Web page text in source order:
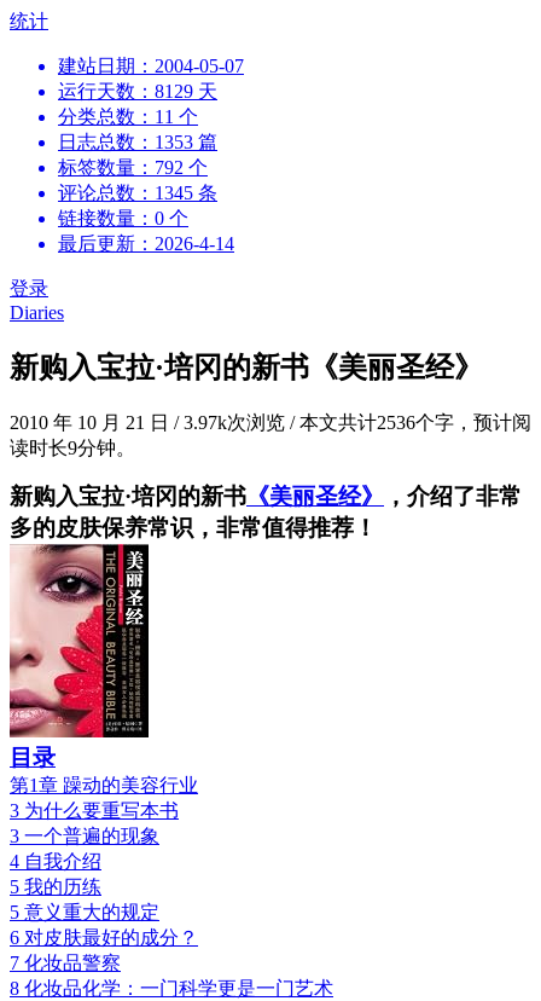
跳
统计
建站日期：2004-05-07
运行天数：8129 天
分类总数：11 个
日志总数：1353 篇
标签数量：792 个
评论总数：1345 条
链接数量：0 个
最后更新：2026-4-14
登录
Diaries
新购入宝拉·培冈的新书《美丽圣经》
2010 年 10 月 21 日 /3.97k次浏览 /本文共计2536个字，预计阅
读时长9分钟。
新购入宝拉·培冈的新书 《美丽圣经》
，介绍了非常
多的皮肤保养常识，非常值得推荐！
目录
第1章 躁动的美容行业
3 为什么要重写本书
3 一个普遍的现象
4 自我介绍
5 我的历练
5 意义重大的规定
6 对皮肤最好的成分？
7 化妆品警察
8 化妆品化学：一门科学更是一门艺术